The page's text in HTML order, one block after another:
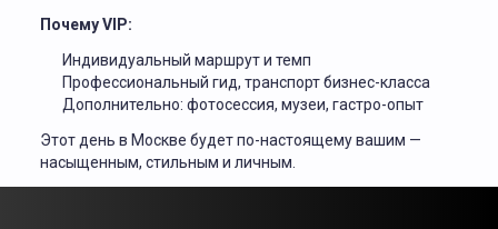
Почему VIP:
Индивидуальный маршрут и темп
Профессиональный гид, транспорт бизнес-класса
Дополнительно: фотосессия, музеи, гастро-опыт
Этот день в Москве будет по-настоящему вашим —
насыщенным, стильным и личным.